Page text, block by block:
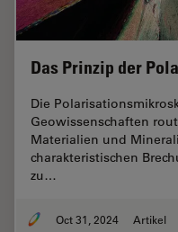
Das Prinzip der
Die
Geowissenschaften
Materialien und
charakteristischen
zu…
Oct 31, 2024 Artikel